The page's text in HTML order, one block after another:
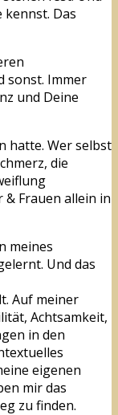
kennst. Das
sonst. Immer
und Deine
hatte. Wer selbst
die
Frauen allein in
meines
Und das
Auf meiner
Achtsamkeit,
in den
eigenen
mir das
zu finden.